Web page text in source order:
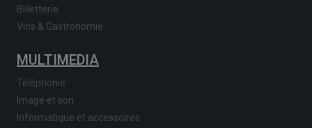
Billetterie
Vins & Gastronomie
MULTIMEDIA
Téléphonie
Image et son
Informatique et accessoires